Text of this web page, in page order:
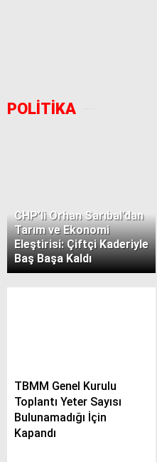
POLİTİKA
CHP’li Orhan Sarıbal’dan
Tarım ve Ekonomi
Eleştirisi: Çiftçi Kaderiyle
Baş Başa Kaldı
TBMM Genel Kurulu
Toplantı Yeter Sayısı
Bulunamadığı İçin
Kapandı